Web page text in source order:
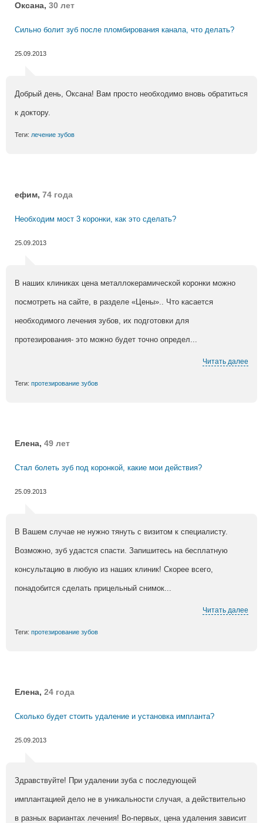
Оксана, 30 лет
Сильно болит зуб после пломбирования канала, что делать?
25.09.2013
Добрый день, Оксана! Вам просто необходимо вновь обратиться
к доктору.
Теги: лечение зубов
ефим, 74 года
Необходим мост 3 коронки, как это сделать?
25.09.2013
В наших клиниках цена металлокерамической коронки можно
посмотреть на сайте, в разделе «Цены».. Что касается
необходимого лечения зубов, их подготовки для
протезирования- это можно будет точно определ...
Читать далее
Теги: протезирование зубов
Елена, 49 лет
Стал болеть зуб под коронкой, какие мои действия?
25.09.2013
В Вашем случае не нужно тянуть с визитом к специалисту.
Возможно, зуб удастся спасти. Запишитесь на бесплатную
консультацию в любую из наших клиник! Скорее всего,
понадобится сделать прицельный снимок...
Читать далее
Теги: протезирование зубов
Елена, 24 года
Сколько будет стоить удаление и установка импланта?
25.09.2013
Здравствуйте! При удалении зуба с последующей
имплантацией дело не в уникальности случая, а действительно
в разных вариантах лечения! Во-первых, цена удаления зависит